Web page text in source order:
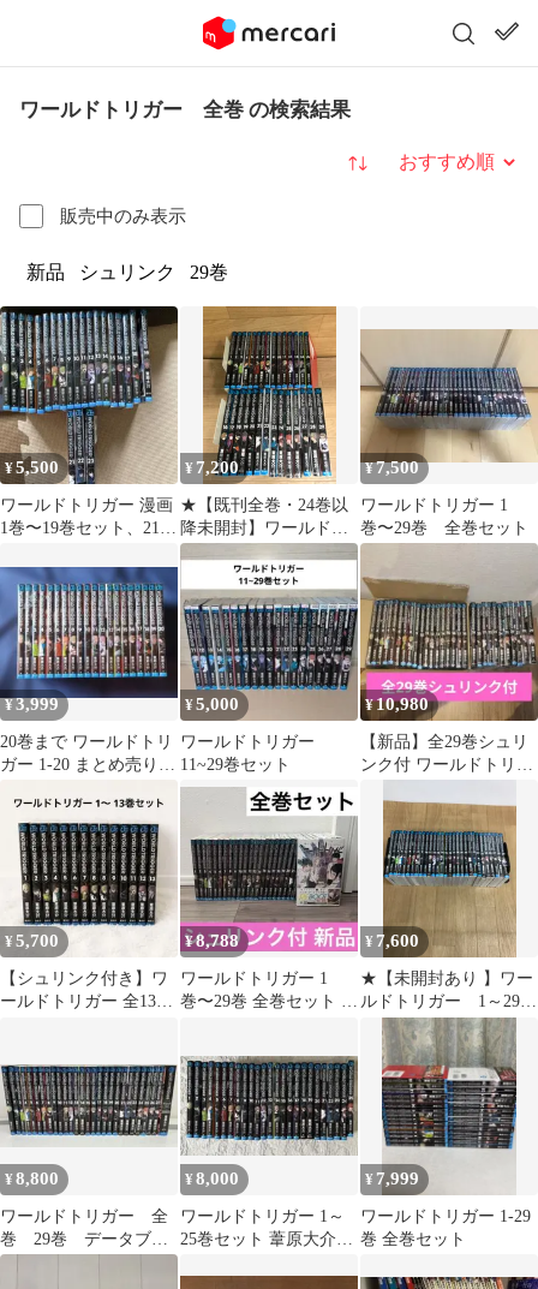
ワールドトリガー 全巻 の検索結果
販売中のみ表示
並び替え
新品 シュリンク 29巻
¥5,500
ワールドトリガー 漫画
1巻〜19巻セット、21
¥ 7,200
★【既刊全巻・24巻以
降未開封】ワールドト
リガー 1～29巻 全巻
コミックセット
《HS08K》
¥7,500
ワールドトリガー 1
巻〜29巻 全巻セット
¥3,999
20巻まで ワールドトリ
ガー 1-20 まとめ売り
¥5,000
ワールドトリガー
11~29巻セット
¥10,980
【新品】全29巻シュリ
ンク付 ワールドトリガ
¥5,700
【シュリンク付き】ワ
ールドトリガー 全13巻
¥8,788
ワールドトリガー 1
巻〜29巻 全巻セット シ
¥ 7,600
★【未開封あり 】ワー
ルドトリガー 1～29
巻 全巻コミックセッ
ト 《RS08A》
¥8,800
ワールドトリガー 全
巻 29巻 データブッ
クつき
¥8,000
ワールドトリガー 1～
25巻セット 葦原大介
¥ 7,999
ワールドトリガー 1-29
巻 全巻セット